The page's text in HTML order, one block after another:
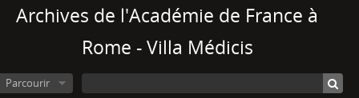
Archives de l'Académie de France à
Rome - Villa Médicis
Parcourir